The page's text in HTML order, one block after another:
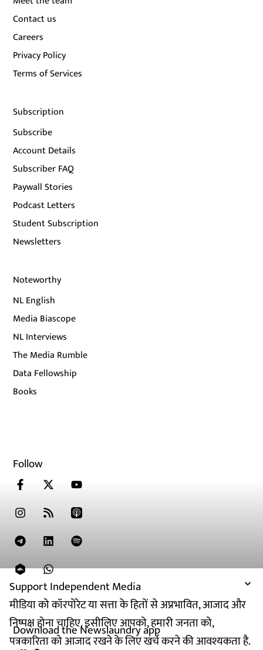
Support Independent Media
मीडिया को कॉरपोरेट या सत्ता के हितों से अप्रभावित, आजाद और
निष्पक्ष होना चाहिए. इसीलिए आपको, हमारी जनता को,
पत्रकारिता को आजाद रखने के लिए खर्च करने की आवश्यकता है.
Contact us
Careers
Privacy Policy
Terms of Services
Subscription
Subscribe
Account Details
Subscriber FAQ
Paywall Stories
Podcast Letters
Student Subscription
Newsletters
Noteworthy
NL English
Media Biascope
NL Interviews
The Media Rumble
Data Fellowship
Books
Follow
Download the Newslaundry app